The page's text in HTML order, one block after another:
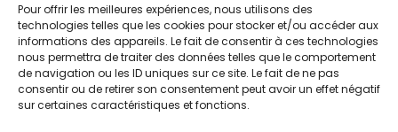
Pour offrir les meilleures expériences, nous utilisons des
technologies telles que les cookies pour stocker et/ou accéder aux
informations des appareils. Le fait de consentir à ces technologies
nous permettra de traiter des données telles que le comportement
de navigation ou les ID uniques sur ce site. Le fait de ne pas
consentir ou de retirer son consentement peut avoir un effet négatif
sur certaines caractéristiques et fonctions.
ACTUALITÉS
CLUB
HISTOIRE
ÉQUIPE PREMIERE